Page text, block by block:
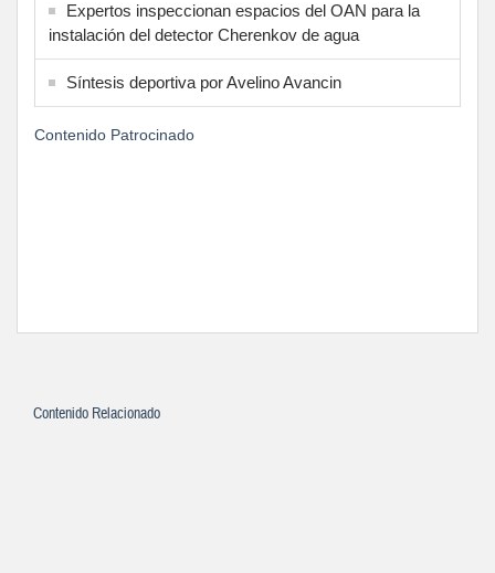
Expertos inspeccionan espacios del OAN para la
instalación del detector Cherenkov de agua
Síntesis deportiva por Avelino Avancin
Contenido Patrocinado
Contenido Relacionado